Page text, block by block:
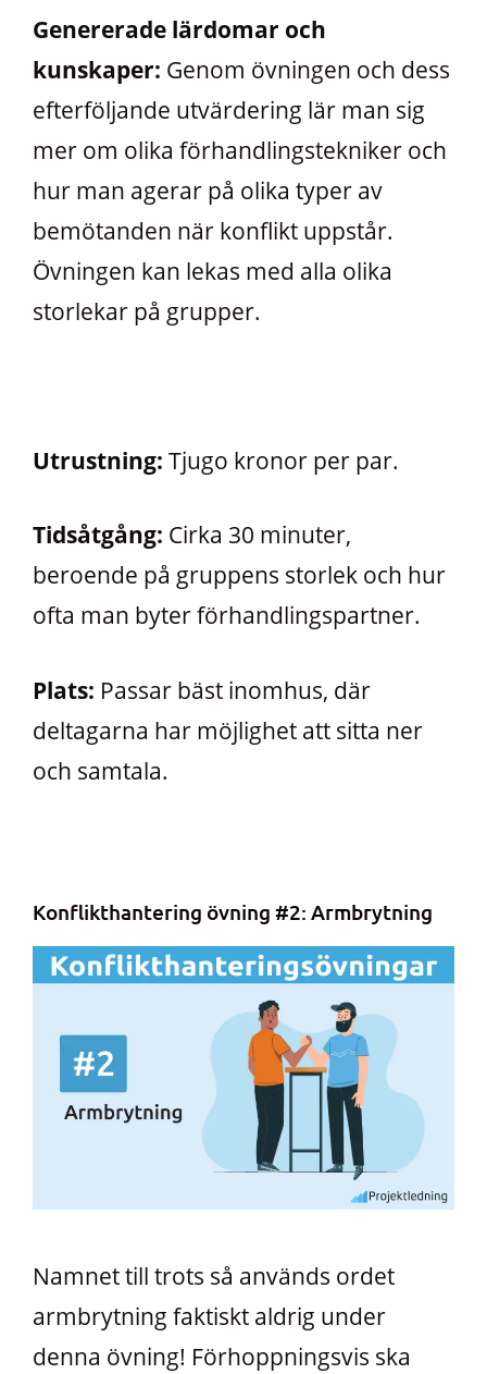
Genererade lärdomar och
kunskaper: Genom övningen och dess
efterföljande utvärdering lär man sig
mer om olika förhandlingstekniker och
hur man agerar på olika typer av
bemötanden när konflikt uppstår.
Övningen kan lekas med alla olika
storlekar på grupper.
Utrustning: Tjugo kronor per par.
Tidsåtgång: Cirka 30 minuter,
beroende på gruppens storlek och hur
ofta man byter förhandlingspartner.
Plats: Passar bäst inomhus, där
deltagarna har möjlighet att sitta ner
och samtala.
Konflikthantering övning #2: Armbrytning
Namnet till trots så används ordet
armbrytning faktiskt aldrig under
denna övning! Förhoppningsvis ska